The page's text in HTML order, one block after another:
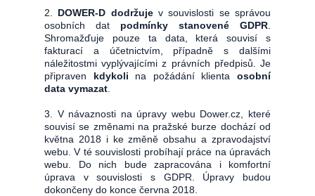
2. DOWER-D dodržujev souvislosti se správou
osobních dat podmínky stanovené GDPR
Shromažďuje pouze ta data, která souvisí s
fakturací a účetnictvím, případně s dalšími
náležitostmi vyplývajícími z právních předpisů. Je
připraven kdykoli na požádání klientaosobní
data vymazat
3. V návaznosti na úpravy webu Dower.cz, které
souvisí se změnami na pražské burze dochází od
května 2018 i ke změně obsahu a zpravodajství
webu. V té souvislosti probíhají práce na úpravách
webu. Do nich bude zapracována i komfortní
úprava v souvislosti s GDPR. Úpravy budou
dokončeny do konce června 2018.